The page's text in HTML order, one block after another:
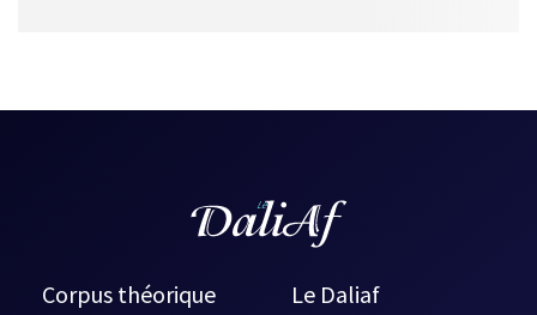
Corpus théorique Le Daliaf